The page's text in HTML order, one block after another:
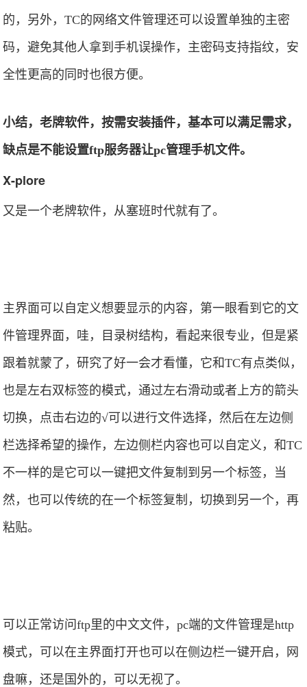
的，另外，TC的网络文件管理还可以设置单独的主密
码，避免其他人拿到手机误操作，主密码支持指纹，安
全性更高的同时也很方便。
小结，老牌软件，按需安装插件，基本可以满足需求，
缺点是不能设置ftp服务器让pc管理手机文件。
X-plore
又是一个老牌软件，从塞班时代就有了。
主界面可以自定义想要显示的内容，第一眼看到它的文
件管理界面，哇，目录树结构，看起来很专业，但是紧
跟着就蒙了，研究了好一会才看懂，它和TC有点类似，
也是左右双标签的模式，通过左右滑动或者上方的箭头
切换，点击右边的√可以进行文件选择，然后在左边侧
栏选择希望的操作，左边侧栏内容也可以自定义，和TC
不一样的是它可以一键把文件复制到另一个标签，当
然，也可以传统的在一个标签复制，切换到另一个，再
粘贴。
可以正常访问ftp里的中文文件，pc端的文件管理是http
模式，可以在主界面打开也可以在侧边栏一键开启，网
盘嘛，还是国外的，可以无视了。